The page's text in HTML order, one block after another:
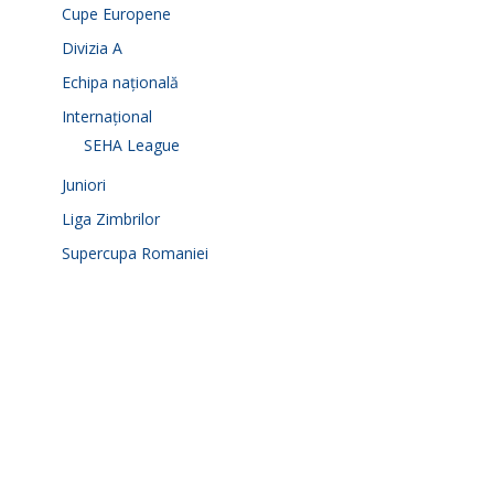
Cupe Europene
Divizia A
Echipa națională
Internațional
SEHA League
Juniori
Liga Zimbrilor
Supercupa Romaniei